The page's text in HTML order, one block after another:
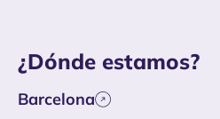
¿Dónde estamos?
Barcelona